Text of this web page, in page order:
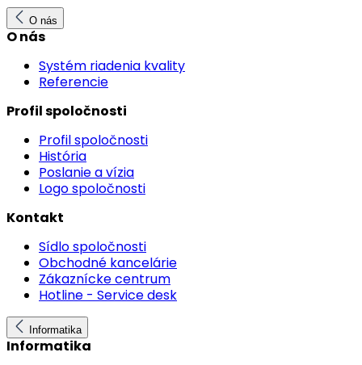
O nás
O nás
Systém riadenia kvality
Referencie
Profil spoločnosti
Profil spoločnosti
História
Poslanie a vízia
Logo spoločnosti
Kontakt
Sídlo spoločnosti
Obchodné kancelárie
Zákaznícke centrum
Hotline - Service desk
Informatika
Informatika